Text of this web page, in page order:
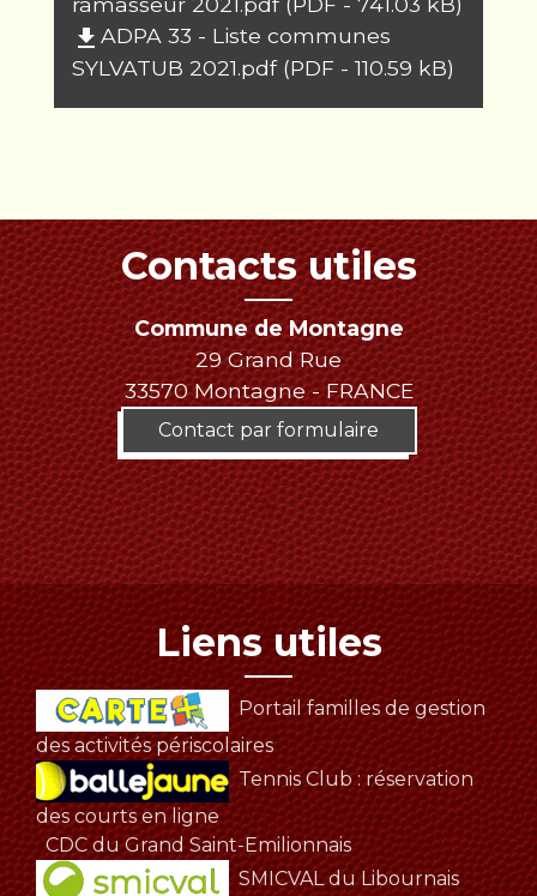
file_download ADPA 33 - Liste communes
SYLVATUB 2021.pdf (PDF - 110.59 kB)
Contacts utiles
Commune de Montagne
29 Grand Rue
33570 Montagne - FRANCE
Contact par formulaire
Liens utiles
Portail familles de gestion
des activités périscolaires
Tennis Club : réservation
des courts en ligne
CDC du Grand Saint-Emilionnais
SMICVAL du Libournais